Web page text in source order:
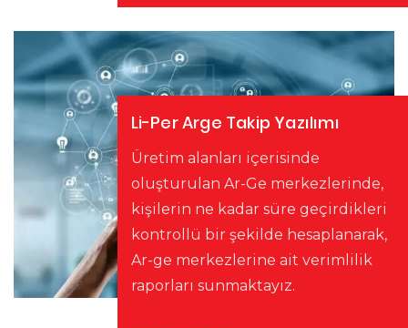
Li-Per Arge Takip Yazılımı
Üretim alanları içerisinde
oluşturulan Ar-Ge merkezlerinde,
kişilerin ne kadar süre geçirdikleri
kontrollü bir şekilde hesaplanarak,
Ar-ge merkezlerine ait verimlilik
raporları sunmaktayız.